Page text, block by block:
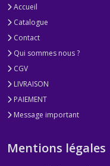
Accueil
Catalogue
Contact
Qui sommes nous ?
CGV
LIVRAISON
PAIEMENT
Message important
Mentions légales